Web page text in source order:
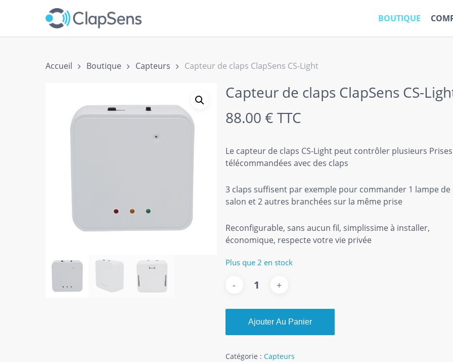
BOUTIQUE
Accueil Boutique Capteurs Capteur de claps ClapSens CS-Light
Capteur de claps ClapSens CS-
88.00 € TTC
Le capteur de claps CS-Light peut contrôler plusieurs Prises
télécommandées avec des claps
3 claps suffisent par exemple pour commander 1 lampe de
salon et 2 autres branchées sur la même prise
Reconfigurable, sans aucun fil, simplissime à installer,
économique, respecte votre vie privée
Plus que 2 en stock
Ajouter Au Panier
Catégorie : Capteurs